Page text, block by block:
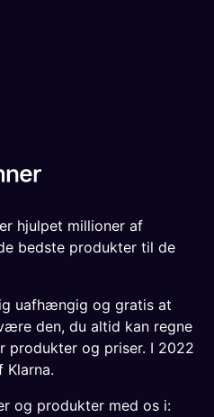
hjulpet millioner af
bedste produkter til de
uafhængig og gratis at
den, du altid kan regne
produkter og priser. I 2022
Klarna.
og produkter med os i: